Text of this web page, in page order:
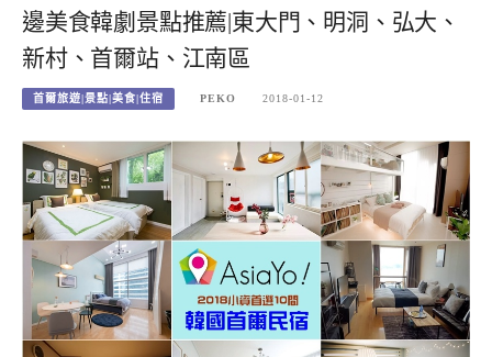
邊美食韓劇景點推薦|東大門、明洞、弘大、
新村、首爾站、江南區
首爾旅遊|景點|美食|住宿 PEKO 2018-01-12